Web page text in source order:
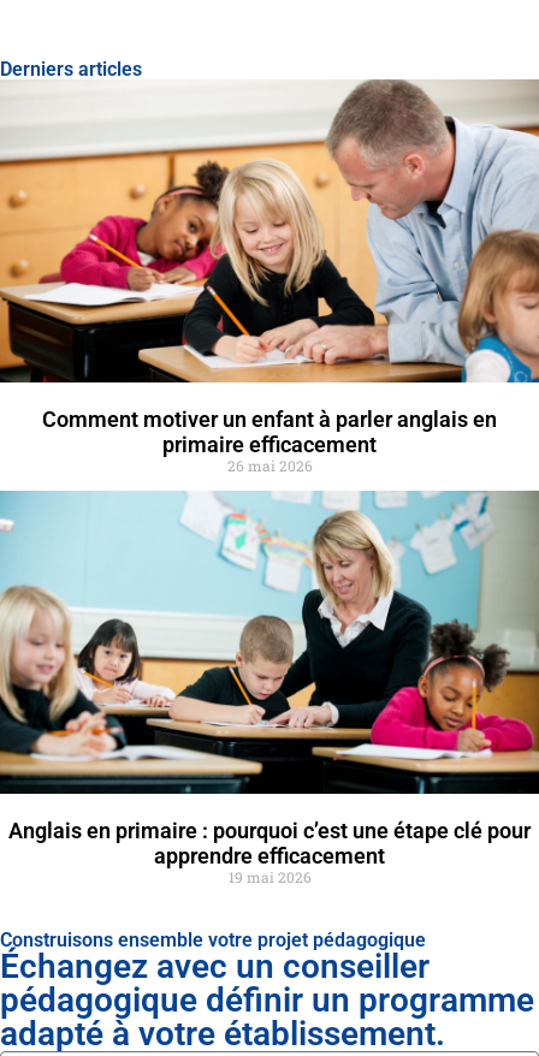
Derniers articles
Comment motiver un enfant à parler anglais en
primaire efficacement
26 mai 2026
Anglais en primaire : pourquoi c’est une étape clé pour
apprendre efficacement
19 mai 2026
Construisons ensemble votre projet pédagogique
Échangez avec un conseiller
pédagogique définir un programme
adapté à votre établissement.